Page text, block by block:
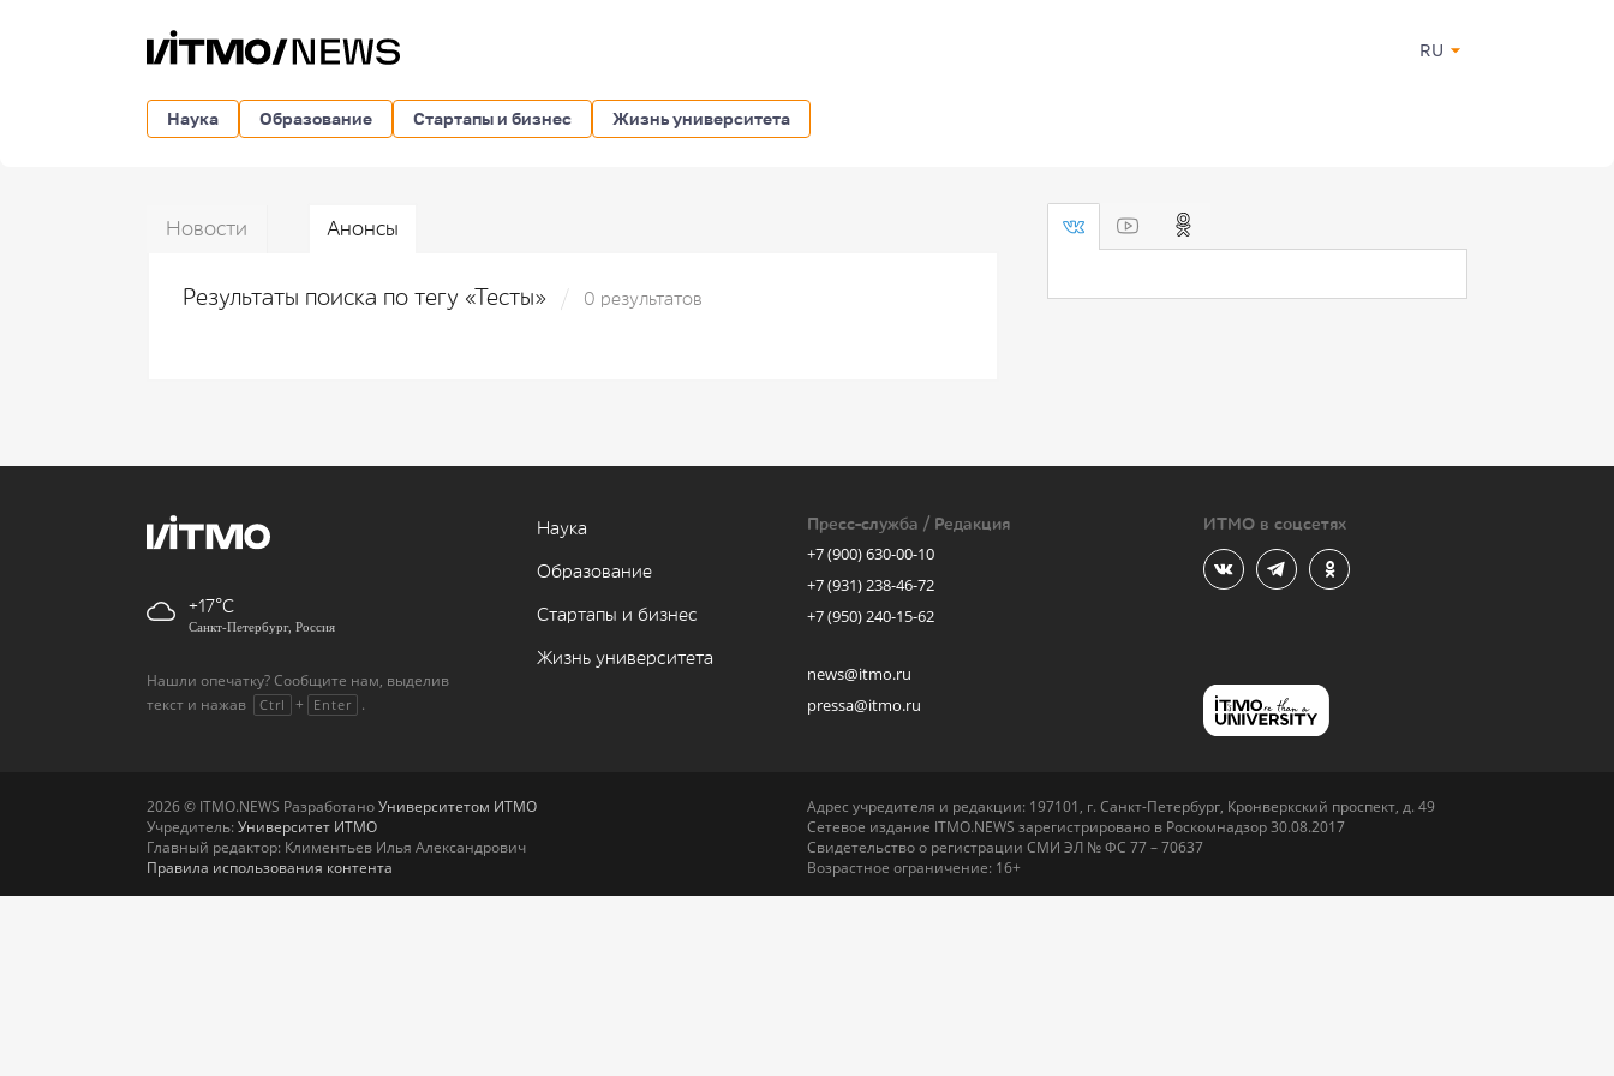
RU
Наука Образование Стартапы и бизнес Жизнь университета
Новости Анонсы
Результаты поиска по тегу «Тесты» 0 результатов
+17
Санкт-Петербург, Россия
Нашли опечатку? Сообщите нам, выделив
текст и нажав
Ctrl + Enter .
Наука
Образование
Стартапы и бизнес
Жизнь университета
Пресс-служба / Редакция
+7 (900) 630-00-10
+7 (931) 238-46-72
+7 (950) 240-15-62
news@itmo.ru
pressa@itmo.ru
ИТМО в соцсетях
2026 © ITMO.NEWS РазработаноУниверситетом ИТМО
Учредитель: Университет ИТМО
Главный редактор: Климентьев Илья Александрович
Правила использования контента
Адрес учредителя и редакции: 197101, г. Санкт-Петербург, Кронверкский проспект, д. 49
Сетевое издание ITMO.NEWS зарегистрировано в Роскомнадзор 30.08.2017
Свидетельство о регистрации СМИ ЭЛ № ФС 77 – 70637
Возрастное ограничение: 16+